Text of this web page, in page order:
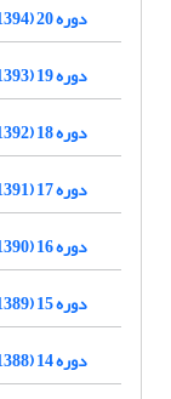
دوره 20 (1394)
دوره 19 (1393)
دوره 18 (1392)
دوره 17 (1391)
دوره 16 (1390)
دوره 15 (1389)
دوره 14 (1388)